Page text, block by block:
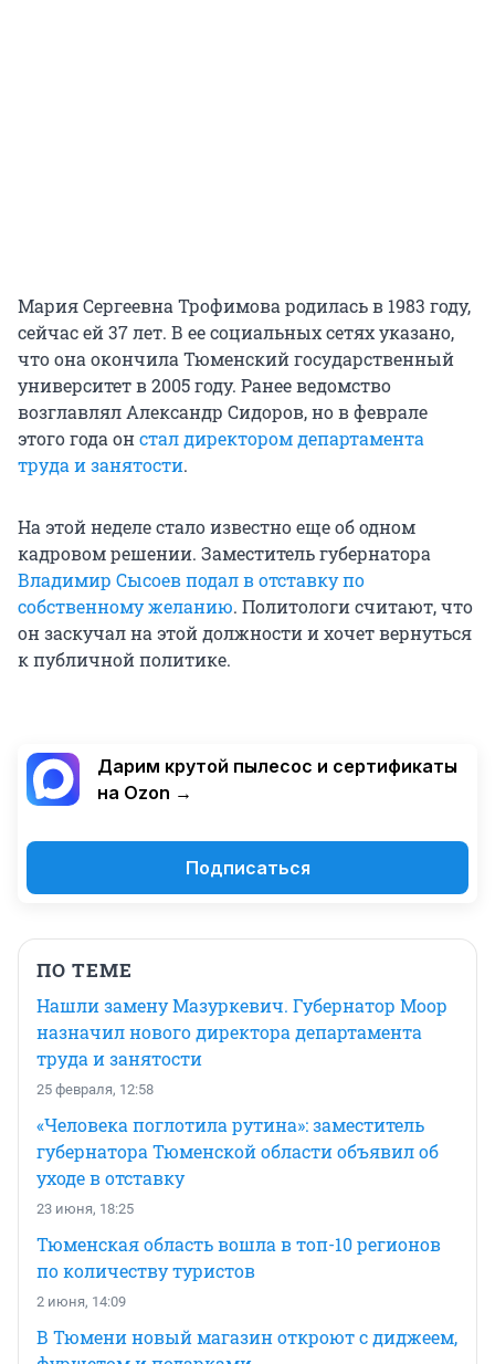
Мария Сергеевна Трофимова родилась в 1983 году,
сейчас ей 37 лет. В ее социальных сетях указано,
что она окончила Тюменский государственный
университет в 2005 году. Ранее ведомство
возглавлял Александр Сидоров, но в феврале
этого года онстал директором департамента
труда и занятости.
На этой неделе стало известно еще об одном
кадровом решении. Заместитель губернатора
Владимир Сысоев подал в отставку по
собственному желанию. Политологи считают, что
он заскучал на этой должности и хочет вернуться
к публичной политике.
Дарим крутой пылесос и сертификаты
на Ozon →
Подписаться
ПО ТЕМЕ
Нашли замену Мазуркевич. Губернатор Моор
назначил нового директора департамента
труда и занятости
25 февраля, 12:58
«Человека поглотила рутина»: заместитель
губернатора Тюменской области объявил об
уходе в отставку
23 июня, 18:25
Тюменская область вошла в топ-10 регионов
по количеству туристов
2 июня, 14:09
В Тюмени новый магазин откроют с диджеем,